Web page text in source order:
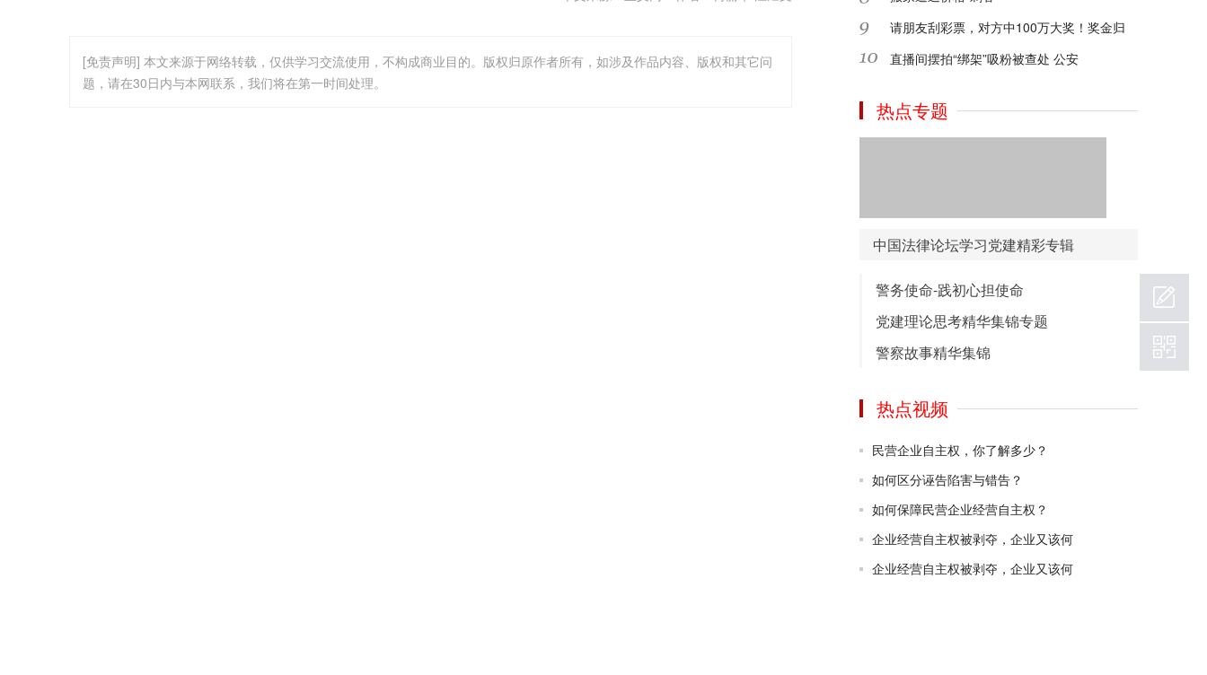
[免责声明] 本文来源于网络转载，仅供学习交流使用，不构成商业目的。版权归原作者所有，如涉及作品内容、版权和其它问
题，请在30日内与本网联系，我们将在第一时间处理。
网上资料繁多，分类不明确，没有专属的党
建资料下载，中国法律论坛网推出资料下载
2020-09-12
检索时间！
2020-09-12
中国法律论坛网在经过不断的细化完善后，
策文件，党章、党建图库及党建精彩视频和
党建资料下载！
请朋友刮彩票，对方中100万大奖！奖金归
直播间摆拍“绑架”吸粉被查处 公安
热点专题
中国法律论坛学习党建精彩专辑
警务使命-践初心担使命
党建理论思考精华集锦专题
警察故事精华集锦
热点视频
民营企业自主权，你了解多少？
如何区分诬告陷害与错告？
如何保障民营企业经营自主权？
企业经营自主权被剥夺，企业又该何
企业经营自主权被剥夺，企业又该何